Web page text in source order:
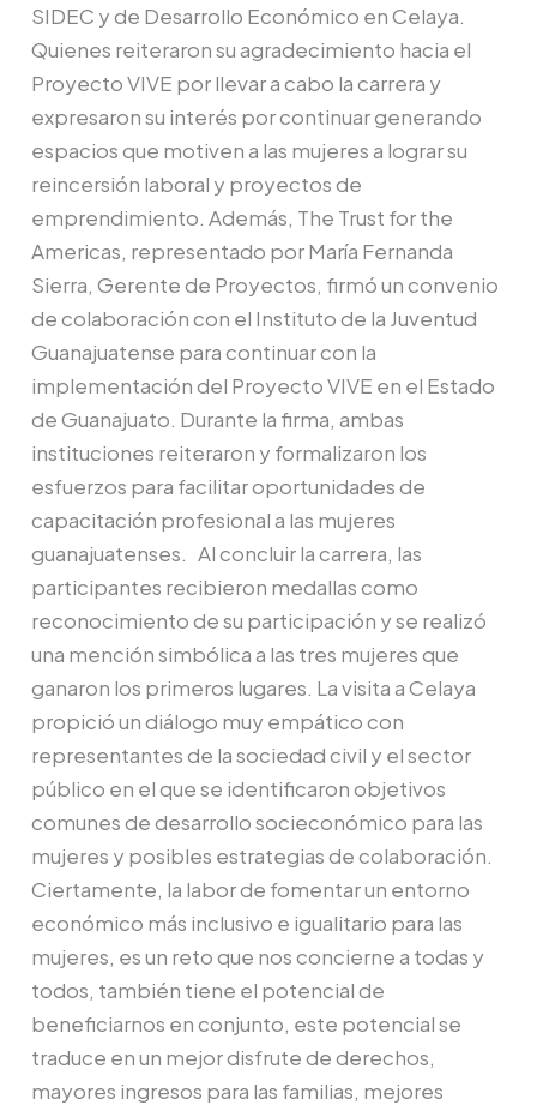
SIDEC y de Desarrollo Económico en Celaya.
Quienes reiteraron su agradecimiento hacia el
Proyecto VIVE por llevar a cabo la carrera y
expresaron su interés por continuar generando
espacios que motiven a las mujeres a lograr su
reincersión laboral y proyectos de
emprendimiento. Además, The Trust for the
Americas, representado por María Fernanda
Sierra, Gerente de Proyectos, firmó un convenio
de colaboración con el Instituto de la Juventud
Guanajuatense para continuar con la
implementación del Proyecto VIVE en el Estado
de Guanajuato. Durante la firma, ambas
instituciones reiteraron y formalizaron los
esfuerzos para facilitar oportunidades de
capacitación profesional a las mujeres
guanajuatenses. Al concluir la carrera, las
participantes recibieron medallas como
reconocimiento de su participación y se realizó
una mención simbólica a las tres mujeres que
ganaron los primeros lugares. La visita a Celaya
propició un diálogo muy empático con
representantes de la sociedad civil y el sector
público en el que se identificaron objetivos
comunes de desarrollo socieconómico para las
mujeres y posibles estrategias de colaboración.
Ciertamente, la labor de fomentar un entorno
económico más inclusivo e igualitario para las
mujeres, es un reto que nos concierne a todas y
todos, también tiene el potencial de
beneficiarnos en conjunto, este potencial se
traduce en un mejor disfrute de derechos,
mayores ingresos para las familias, mejores